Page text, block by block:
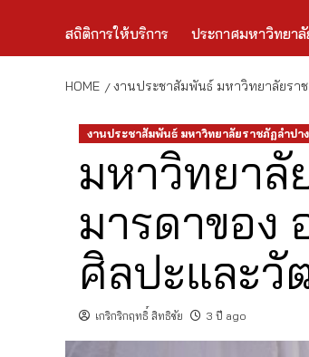
สถิติการให้บริการ ประกาศมหาวิทยา
HOME งานประชาสัมพันธ์ มหาวิทยาลัยรา
งานประชาสัมพันธ์ มหาวิทยาลัยราชภัฏลำปาง
มหาวิทยาลั
มารดาของ
ศิลปะและวั
เกริกริกฤทธิ์ สิทธิชัย 3 ปี ago